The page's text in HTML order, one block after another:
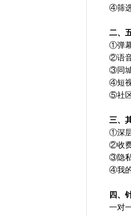
④筛
二、
①弹
②语
③同
④短
⑤社
三、
①深
②收
③隐
④我
四、
一对